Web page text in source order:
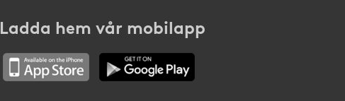
Ladda hem vår mobilapp